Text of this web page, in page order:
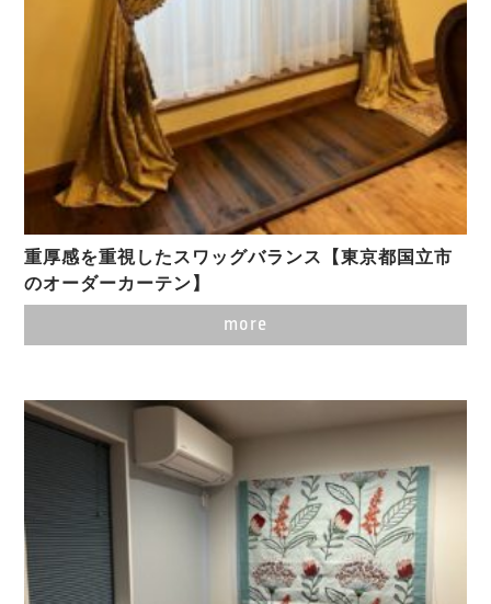
重厚感を重視したスワッグバランス【東京都国立市
のオーダーカーテン】
more